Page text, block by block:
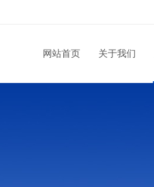
网站首页 关于我们